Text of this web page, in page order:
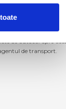
de autocar spre
de transport.